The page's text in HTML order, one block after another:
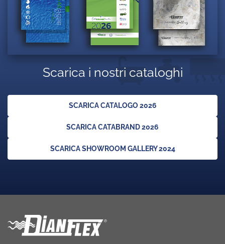
Scarica i nostri cataloghi
SCARICA CATALOGO 2026
SCARICA CATABRAND 2026
SCARICA SHOWROOM GALLERY 2024